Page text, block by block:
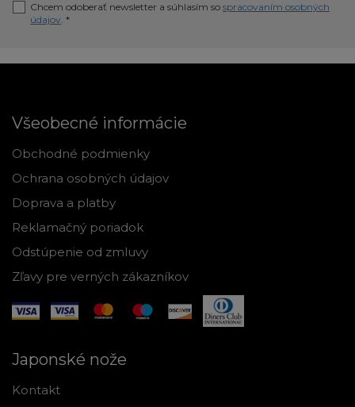
Chcem odoberať newsletter a súhlasím so spracovaním osobných
údajov. *
Všeobecné informácie
Obchodné podmienky
Ochrana osobných údajov
Doprava a platby
Reklamačný poriadok
Odstúpenie od zmluvy
Zľavy pre verných zákazníkov
Japonské nože
Kontakt